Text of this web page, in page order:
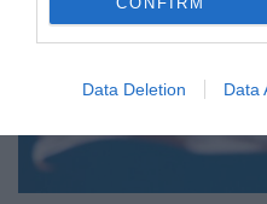
Data Deletion Data